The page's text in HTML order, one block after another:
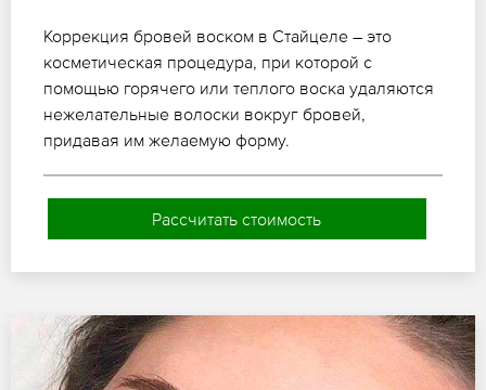
Коррекция бровей воском в Стайцеле – это
косметическая процедура, при которой с
помощью горячего или теплого воска удаляются
нежелательные волоски вокруг бровей,
придавая им желаемую форму.
Рассчитать стоимость